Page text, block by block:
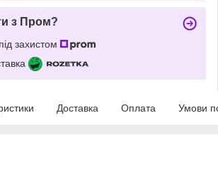
з Пром?
захистом
Доставка Оплата Умови